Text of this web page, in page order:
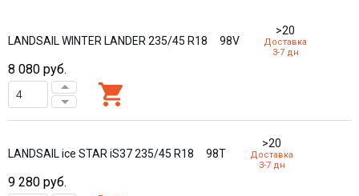
LANDSAIL WINTER LANDER 235/45 R18 98V
>20
Доставка
3-7 дн
8 080 руб.
LANDSAIL ice STAR iS37 235/45 R18 98T
>20
Доставка
3-7 дн
9 280 руб.